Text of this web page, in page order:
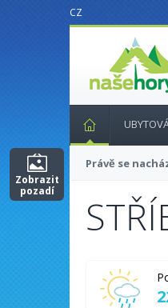
CZ
nasehory.cz
Právě se
Zobrazit
pozadí